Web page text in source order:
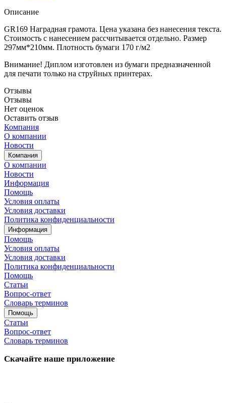
Описание
GR169 Наградная грамота. Цена указана без нанесения текста.
Стоимость с нанесением рассчитывается отдельно. Размер
297мм*210мм. Плотность бумаги 170 г/м2
Внимание! Диплом изготовлен из бумаги предназначенной
для печати только на струйных принтерах.
Отзывы
Отзывы
Нет оценок
Оставить отзыв
Компания
О компании
Новости
Компания
О компании
Новости
Информация
Помощь
Условия оплаты
Условия доставки
Политика конфиденциальности
Информация
Помощь
Условия оплаты
Условия доставки
Политика конфиденциальности
Помощь
Статьи
Вопрос-ответ
Словарь терминов
Помощь
Статьи
Вопрос-ответ
Словарь терминов
Скачайте наше приложение